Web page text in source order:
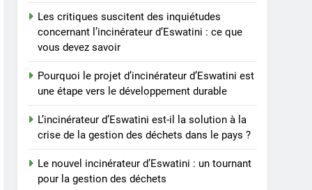
d’incinérateur d’Eswatini
6
Un examen plus
d’Eswatini vers une
gestion des déchets par
incinérateur
AIO
Les critiques suscitent
des inquiétudes
concernant l’incinérateur
d’Eswatini : ce que vous
AIO
Les critiques suscitent des inquiétudes
concernant l’incinérateur d’Eswatini : ce que
vous devez savoir
Pourquoi le projet d’incinérateur d’Eswatini est
une étape vers le développement durable
L’incinérateur d’Eswatini est-il la solution à la
crise de la gestion des déchets dans le pays ?
Le nouvel incinérateur d’Eswatini : un tournant
pour la gestion des déchets